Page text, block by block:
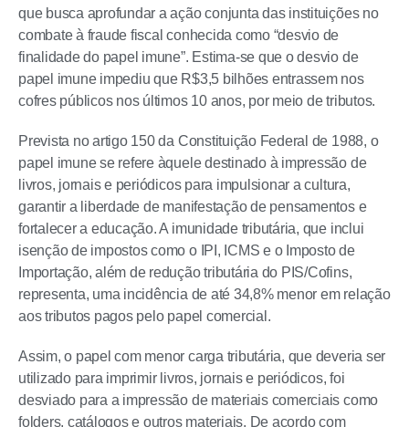
que busca aprofundar a ação conjunta das instituições no
combate à fraude fiscal conhecida como “desvio de
finalidade do papel imune”. Estima-se que o desvio de
papel imune impediu que R$3,5 bilhões entrassem nos
cofres públicos nos últimos 10 anos, por meio de tributos.
Prevista no artigo 150 da Constituição Federal de 1988, o
papel imune se refere àquele destinado à impressão de
livros, jornais e periódicos para impulsionar a cultura,
garantir a liberdade de manifestação de pensamentos e
fortalecer a educação. A imunidade tributária, que inclui
isenção de impostos como o IPI, ICMS e o Imposto de
Importação, além de redução tributária do PIS/Cofins,
representa, uma incidência de até 34,8% menor em relação
aos tributos pagos pelo papel comercial.
Assim, o papel com menor carga tributária, que deveria ser
utilizado para imprimir livros, jornais e periódicos, foi
desviado para a impressão de materiais comerciais como
folders, catálogos e outros materiais. De acordo com